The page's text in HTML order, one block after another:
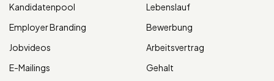
Kandidatenpool
Employer Branding
Jobvideos
E-Mailings
Lebenslauf
Bewerbung
Arbeitsvertrag
Gehalt